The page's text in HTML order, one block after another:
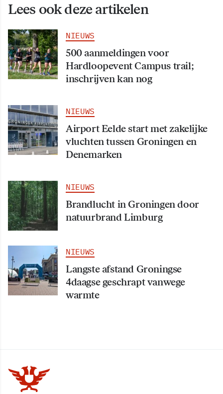
Lees ook deze artikelen
NIEUWS
500 aanmeldingen voor
Hardloopevent Campus trail;
inschrijven kan nog
NIEUWS
Airport Eelde start met zakelijke
vluchten tussen Groningen en
Denemarken
NIEUWS
Brandlucht in Groningen door
natuurbrand Limburg
NIEUWS
Langste afstand Groningse
4daagse geschrapt vanwege
warmte